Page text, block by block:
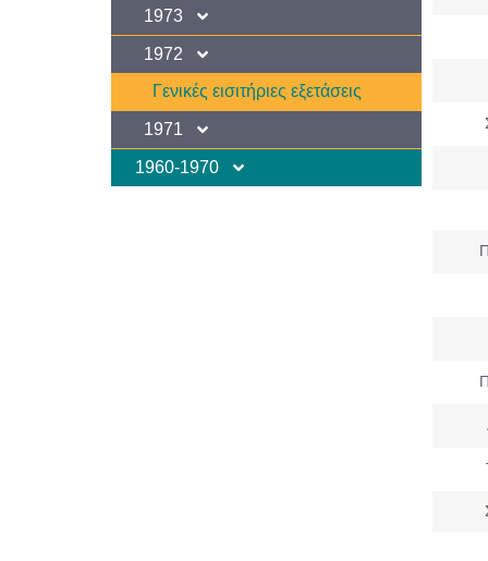
1973
1972
Γενικές εισιτήριες εξετάσεις
1971
1960-1970